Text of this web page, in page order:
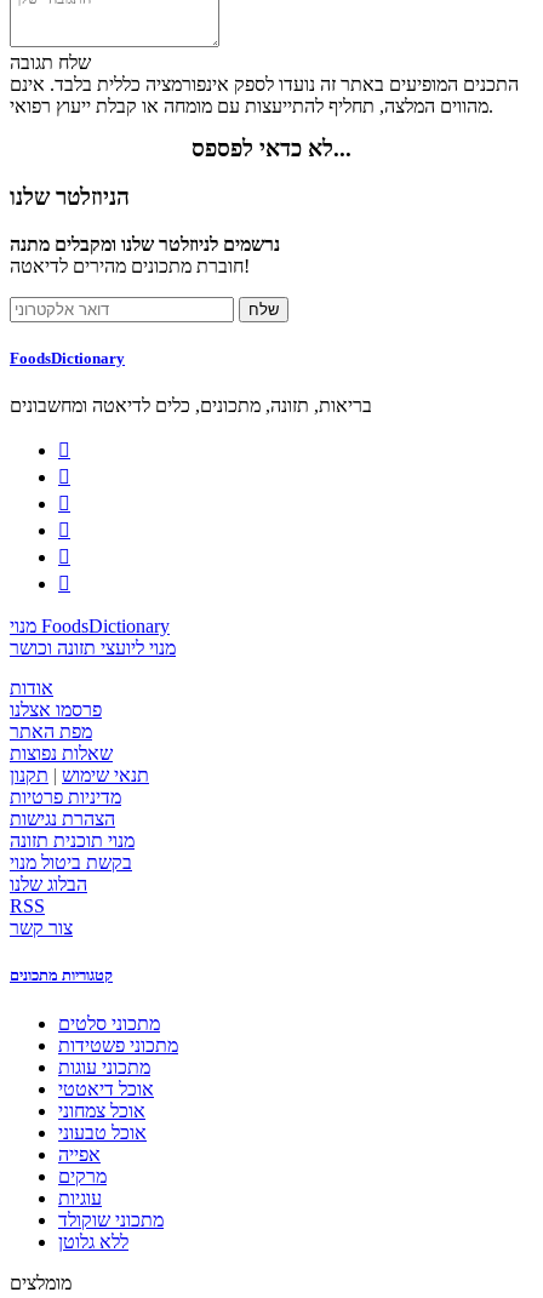
שלח תגובה
התכנים המופיעים באתר זה נועדו לספק אינפורמציה כללית בלבד. אינם
מהווים המלצה, תחליף להתייעצות עם מומחה או קבלת ייעוץ רפואי.
לא כדאי לפספס...
הניוזלטר שלנו
נרשמים לניוזלטר שלנו ומקבלים מתנה
חוברת מתכונים מהירים לדיאטה!
FoodsDictionary
בריאות, תזונה, מתכונים, כלים לדיאטה ומחשבונים






מנוי FoodsDictionary
מנוי ליועצי תזונה וכושר
אודות
פרסמו אצלנו
מפת האתר
שאלות נפוצות
תנאי שימוש | תקנון
מדיניות פרטיות
הצהרת נגישות
מנוי תוכנית תזונה
בקשת ביטול מנוי
הבלוג שלנו
RSS
צור קשר
קטגוריות מתכונים
מתכוני סלטים
מתכוני פשטידות
מתכוני עוגות
אוכל דיאטטי
אוכל צמחוני
אוכל טבעוני
אפייה
מרקים
עוגיות
מתכוני שוקולד
ללא גלוטן
מומלצים